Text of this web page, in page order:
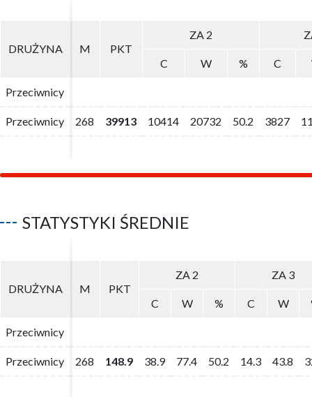
DRUŻYNA M PKT
ZA 2
C
W % C
Przeciwnicy
Przeciwnicy 268 39913 10414 20732 50.2 3827
DRUŻYNA M PKT
ZA 2
C
W % C
Przeciwnicy
Przeciwnicy 268 39913 10414 20732 50.2 3827
STATYSTYKI ŚREDNIE
DRUŻYNA M PKT
ZA 2 ZA 3
C
W % C W
Przeciwnicy
Przeciwnicy 268 148.9 38.9 77.4 50.2 14.3 43.8
DRUŻYNA M PKT
ZA 2 ZA 3
C
W % C W
Przeciwnicy
Przeciwnicy 268 148.9 38.9 77.4 50.2 14.3 43.8